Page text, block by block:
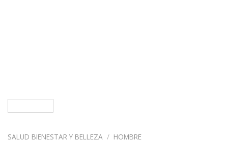
SALUD BIENESTAR Y BELLEZA / HOMBRE